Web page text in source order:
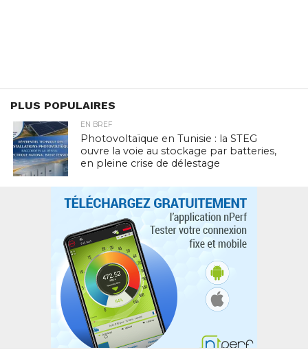
PLUS POPULAIRES
EN BREF
Photovoltaïque en Tunisie : la STEG
ouvre la voie au stockage par batteries,
en pleine crise de délestage